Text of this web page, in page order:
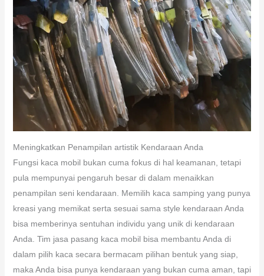
Meningkatkan Penampilan artistik Kendaraan Anda
Fungsi kaca mobil bukan cuma fokus di hal keamanan, tetapi
pula mempunyai pengaruh besar di dalam menaikkan
penampilan seni kendaraan. Memilih kaca samping yang punya
kreasi yang memikat serta sesuai sama style kendaraan Anda
bisa memberinya sentuhan individu yang unik di kendaraan
Anda. Tim jasa pasang kaca mobil bisa membantu Anda di
dalam pilih kaca secara bermacam pilihan bentuk yang siap,
maka Anda bisa punya kendaraan yang bukan cuma aman, tapi